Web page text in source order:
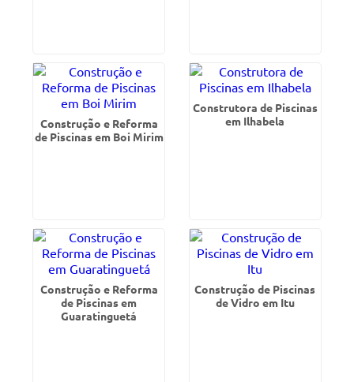
Construção e Reforma
de Piscinas em Boi Mirim
Construtora de Piscinas
em Ilhabela
Construção e Reforma
de Piscinas em
Guaratinguetá
Construção de Piscinas
de Vidro em Itu